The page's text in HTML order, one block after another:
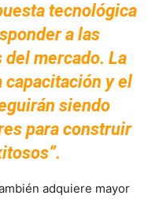
tecnológica
a las
mercado. La
capacitación y el
siendo
para construir
adquiere mayor